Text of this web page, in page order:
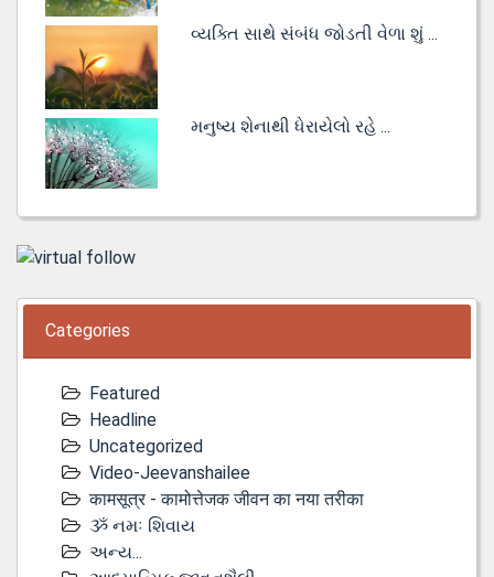
વ્યક્તિ સાથે સંબંધ જોડતી વેળા શું ...
મનુષ્ય શેનાથી ધેરાયેલો રહે ...
Categories
Featured
Headline
Uncategorized
Video-Jeevanshailee
कामसूत्र - कामोत्तेजक जीवन का नया तरीका
ૐ નમઃ શિવાય
અન્ય...